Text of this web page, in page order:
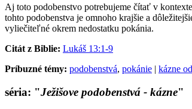
Aj toto podobenstvo potrebujeme čítať v
tohto podobenstva je omnoho krajšie a
vyliečiteľné okrem nedostatku pokánia.
Citát z Biblie: Lukáš 13:1-9
Príbuzné témy: podobenstvá, pokánie | kázne
séria: "Ježišove podobenstvá - kázne"